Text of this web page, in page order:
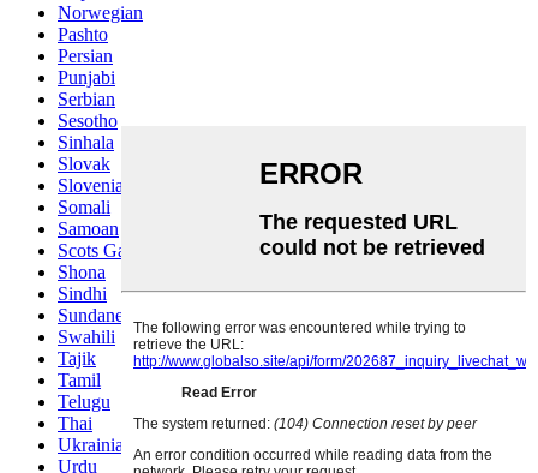
Norwegian
Pashto
Persian
Punjabi
Serbian
Sesotho
Sinhala
Slovak
Slovenian
Somali
Samoan
Scots Gaelic
Shona
Sindhi
Sundanese
Swahili
Tajik
Tamil
Telugu
Thai
Ukrainian
Urdu